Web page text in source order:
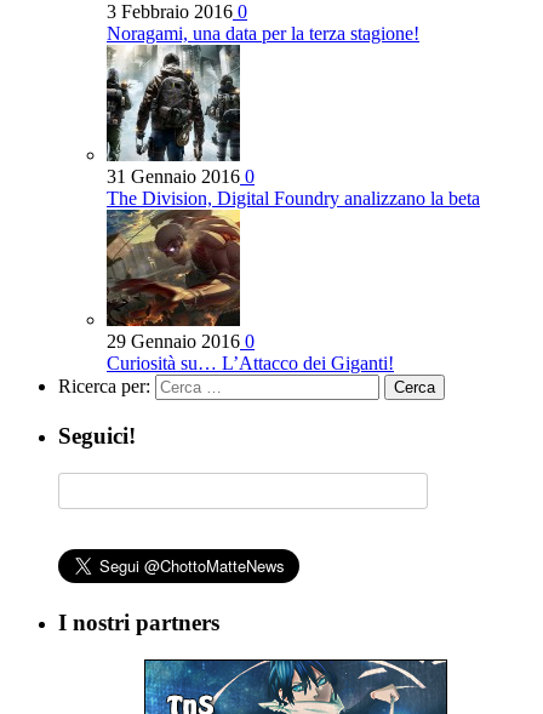
3 Febbraio 2016 0
Noragami, una data per la terza stagione!
31 Gennaio 2016 0
The Division, Digital Foundry analizzano la beta
29 Gennaio 2016 0
Curiosità su… L’Attacco dei Giganti!
Ricerca per:
Seguici!
I nostri partners